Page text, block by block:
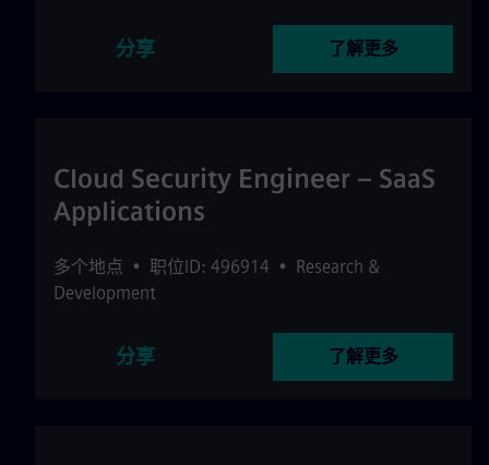
分享 了解更多
Cloud Security Engineer – SaaS
Applications
多个地点 • 职位ID: 496914 • Research &
Development
分享 了解更多